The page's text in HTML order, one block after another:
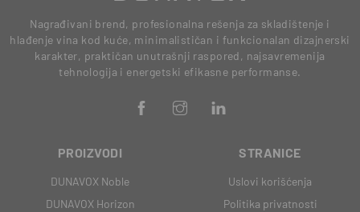
Nagrađivani brend, profesionalna rešenja za skladištenje i
hlađenje vina kod kuće, minimalističan i funkcionalan dizajnerski
karakter, praktičan unutrašnji raspored, najsavremenija
tehnologija i energetski efikasne performanse.
PROIZVODI
DUNAVOX Noble
DUNAVOX Horizon
STRANICE
Uslovi korišćenja
Politika privatnosti